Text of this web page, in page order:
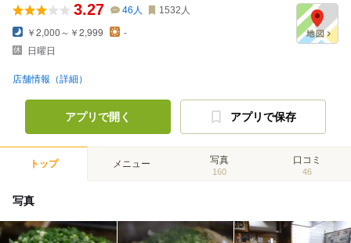
3.27 46 人 1532 人
￥2,000～￥2,999
-
日曜日
店舗情報（詳細）
アプリで開く アプリで保存
トップ メニュー 写真
160
口コミ
46
写真